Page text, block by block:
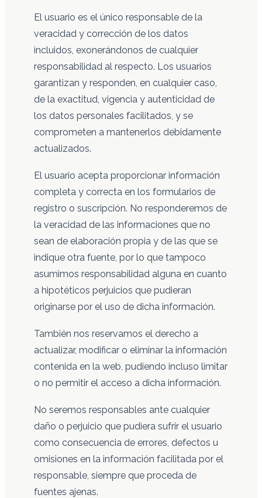
El usuario es el único responsable de la
veracidad y corrección de los datos
incluidos, exonerándonos de cualquier
responsabilidad al respecto. Los usuarios
garantizan y responden, en cualquier caso,
de la exactitud, vigencia y autenticidad de
los datos personales facilitados, y se
comprometen a mantenerlos debidamente
actualizados.
El usuario acepta proporcionar información
completa y correcta en los formularios de
registro o suscripción. No responderemos de
la veracidad de las informaciones que no
sean de elaboración propia y de las que se
indique otra fuente, por lo que tampoco
asumimos responsabilidad alguna en cuanto
a hipotéticos perjuicios que pudieran
originarse por el uso de dicha información.
También nos reservamos el derecho a
actualizar, modificar o eliminar la información
contenida en la web, pudiendo incluso limitar
o no permitir el acceso a dicha información.
No seremos responsables ante cualquier
daño o perjuicio que pudiera sufrir el usuario
como consecuencia de errores, defectos u
omisiones en la información facilitada por el
responsable, siempre que proceda de
fuentes ajenas.